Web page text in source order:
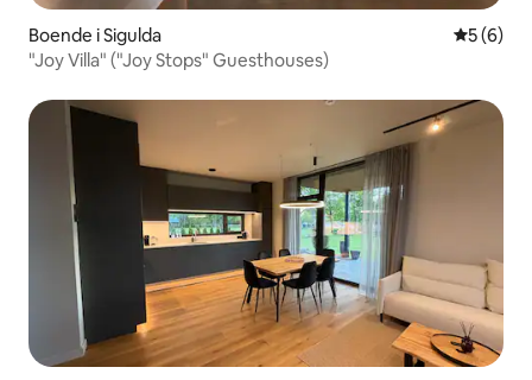
Boende i Sigulda 5 av 5 i
5 (6)
"Joy Villa" ("Joy Stops" Guesthouses)